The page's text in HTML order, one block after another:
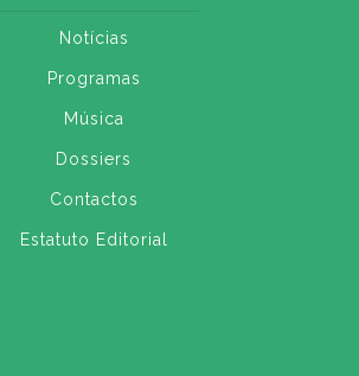
Notícias
Programas
Música
Dossiers
Contactos
Estatuto Editorial